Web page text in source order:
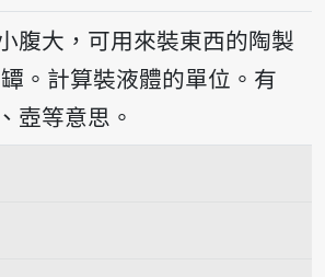
放音讀àng
腹大，可用來裝東西的陶製
罈。計算裝液體的單位。有
壺等意思。